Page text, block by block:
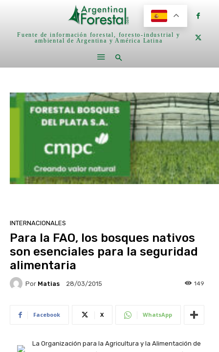
Fuente de información forestal, foresto-industrial y
ambiental de Argentina y América Latina
INTERNACIONALES
Para la FAO, los bosques nativos
son esenciales para la seguridad
alimentaria
Por Matias 28/03/2015 149
Facebook X WhatsApp
La Organización para la Agricultura y la Alimentación de